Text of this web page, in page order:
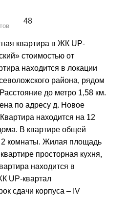
48
квартира в ЖК UP-
стоимостью от
находится в локации
района, рядом
до метро 1,58 км.
по адресу д. Новое
находится на 12
В квартире общей
комнаты. Жилая площадь
просторная кухня,
находится в
UP-квартал
сдачи корпуса – IV